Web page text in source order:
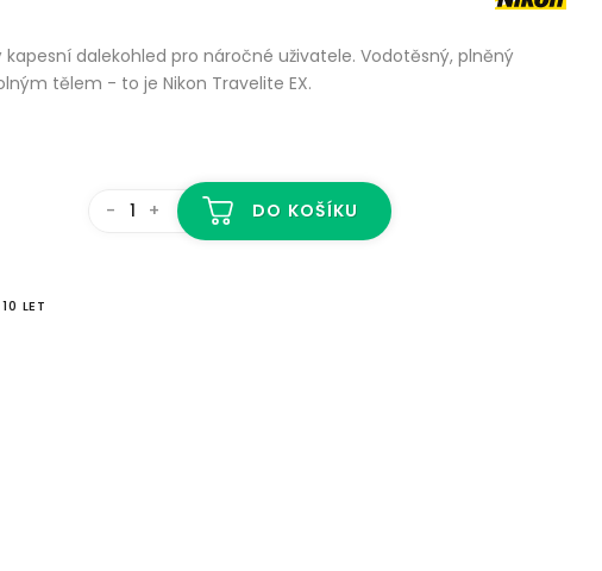
dalekohled pro náročné uživatele. Vodotěsný, plněný
tělem - to je Nikon Travelite EX.
- + DO KOŠÍKU
LET